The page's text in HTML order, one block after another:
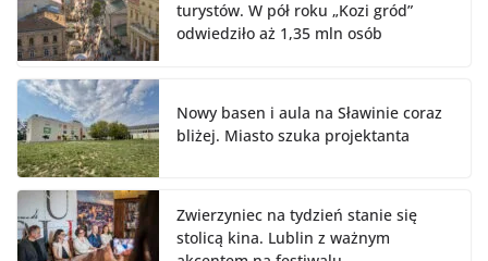
turystów. W pół roku „Kozi gród”
odwiedziło aż 1,35 mln osób
Nowy basen i aula na Sławinie coraz
bliżej. Miasto szuka projektanta
Zwierzyniec na tydzień stanie się
stolicą kina. Lublin z ważnym